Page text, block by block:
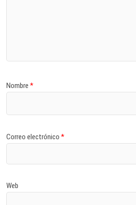
Nombre*
Correo electrónico*
Web